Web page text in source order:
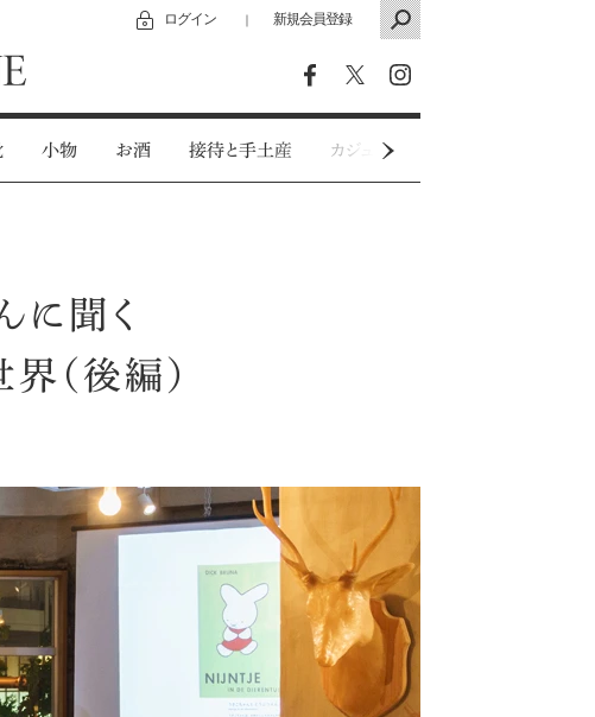
ログイン ｜ 新規会員登録
小物 お酒 接待と手土産 カジュアルウェア
に聞く
（後編）